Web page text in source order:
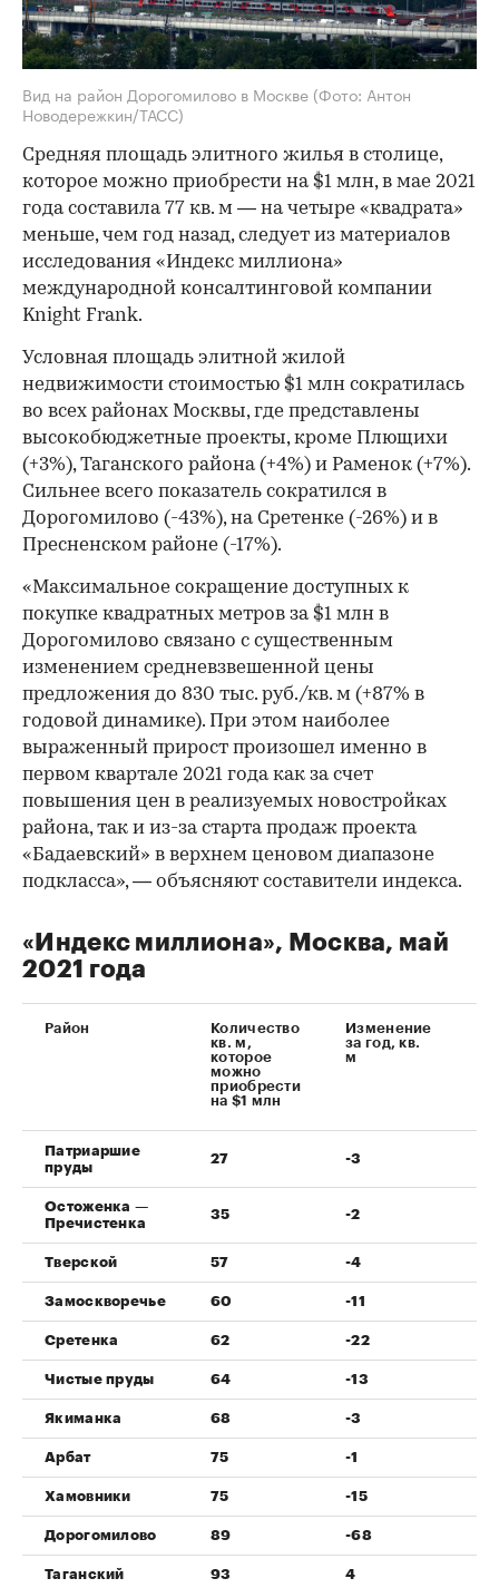
Вид на район Дорогомилово в Москве (Фото: Антон
Новодережкин/ТАСС)
Средняя площадь элитного жилья в столице,
которое можно приобрести на $1 млн, в мае 2021
года составила 77 кв. м — на четыре «квадрата»
меньше, чем год назад, следует из материалов
исследования «Индекс миллиона»
международной консалтинговой компании
Knight Frank.
Условная площадь элитной жилой
недвижимости стоимостью $1 млн сократилась
во всех районах Москвы, где представлены
высокобюджетные проекты, кроме Плющихи
(+3%), Таганского района (+4%) и Раменок (+7%).
Сильнее всего показатель сократился в
Дорогомилово (-43%), на Сретенке (-26%) и в
Пресненском районе (-17%).
«Максимальное сокращение доступных к
покупке квадратных метров за $1 млн в
Дорогомилово связано с существенным
изменением средневзвешенной цены
предложения до 830 тыс. руб./кв. м (+87% в
годовой динамике). При этом наиболее
выраженный прирост произошел именно в
первом квартале 2021 года как за счет
повышения цен в реализуемых новостройках
района, так и из-за старта продаж проекта
«Бадаевский» в верхнем ценовом диапазоне
подкласса», — объясняют составители индекса.
«Индекс миллиона», Москва, май
2021 года
Район
Количество
кв. м,
которое
можно
приобрести
на $1 млн
Изменение
за год, кв.
м
Патриаршие
пруды
27 -3
Остоженка —
Пречистенка
35 -2
Тверской 57 -4
Замоскворечье 60 -11
Сретенка 62 -22
Чистые пруды 64 -13
Якиманка 68 -3
Арбат 75 -1
Хамовники 75 -15
Дорогомилово 89 -68
Таганский 93 4